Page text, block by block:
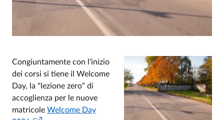
Congiuntamente con l'inizio
dei corsi si tiene il Welcome
Day, la "lezione zero" di
accoglienza per le nuove
matricole Welcome Day